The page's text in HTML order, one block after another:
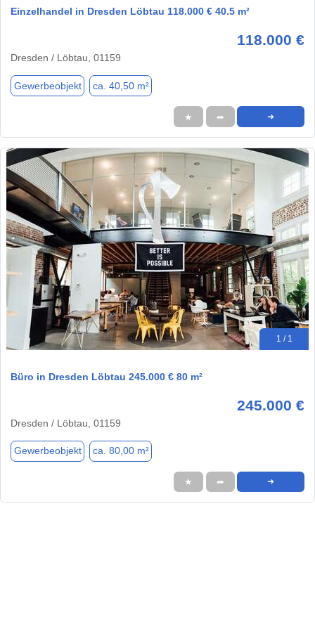
Einzelhandel in Dresden Löbtau 118.000 € 40.5 m²
118.000 €
Dresden / Löbtau, 01159
Gewerbeobjekt ca. 40,50 m²
★ ➦ ➜
1 / 1
Büro in Dresden Löbtau 245.000 € 80 m²
245.000 €
Dresden / Löbtau, 01159
Gewerbeobjekt ca. 80,00 m²
★ ➦ ➜